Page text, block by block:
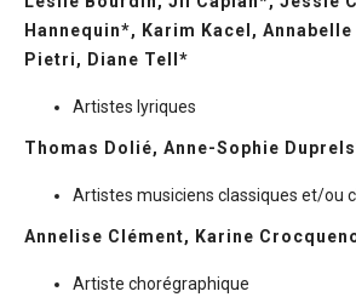
Hannequin*, Karim Kacel,
Pietri, Diane Tell*
Artistes lyriques
Thomas Dolié, Anne-Sophie
Artistes musiciens classiques et/ou
Annelise Clément, Karine
Artiste chorégraphique